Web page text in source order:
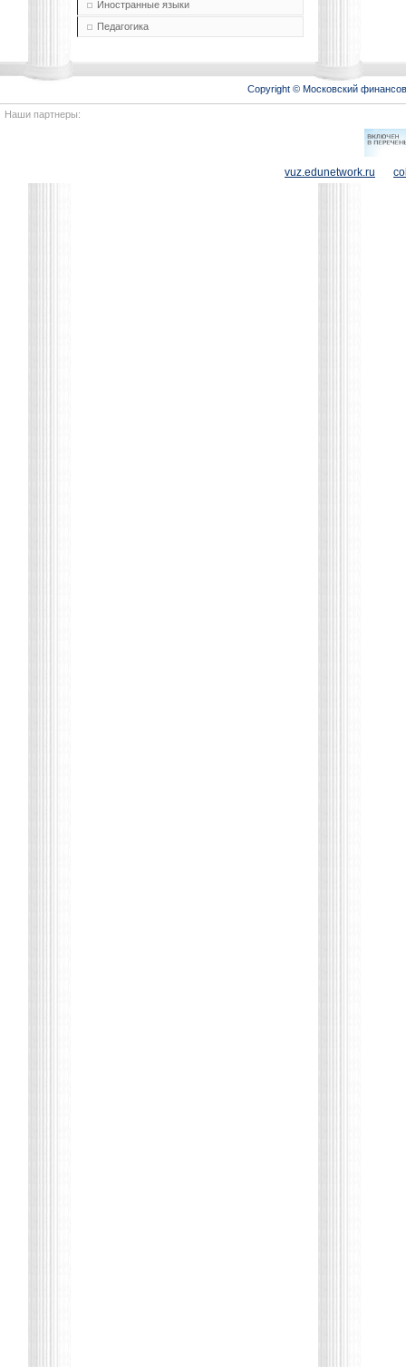
Иностранные языки
Педагогика
Copyright © Московский
Наши партнеры:
vuz.edunetwork.ru